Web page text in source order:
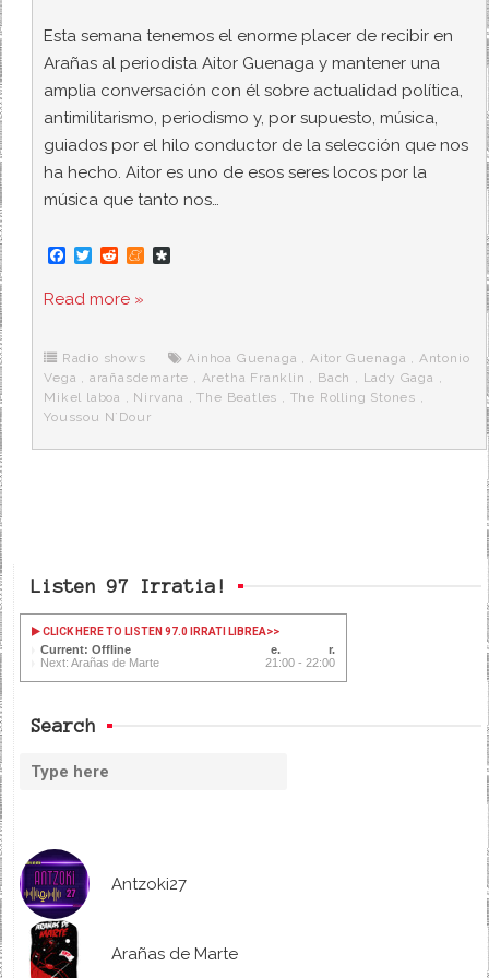
Esta semana tenemos el enorme placer de recibir en
Arañas al periodista Aitor Guenaga y mantener una
amplia conversación con él sobre actualidad política,
antimilitarismo, periodismo y, por supuesto, música,
guiados por el hilo conductor de la selección que nos
ha hecho. Aitor es uno de esos seres locos por la
música que tanto nos…
F
e
o
k
T
t
r
R
d
M
e
r
a
Read more »
Radio shows Ainhoa Guenaga , Aitor Guenaga , Antonio
Vega , arañasdemarte , Aretha Franklin , Bach , Lady Gaga ,
Mikel laboa , Nirvana ,The Beatles , The Rolling Stones ,
Youssou N`Dour
Listen 97 Irratia!
CLICK HERE TO LISTEN 97.0 IRRATI LIBREA>>
Current: Offline
Next: Arañas de Marte
21:00 - 22:00
Search
Antzoki27
Arañas de Marte